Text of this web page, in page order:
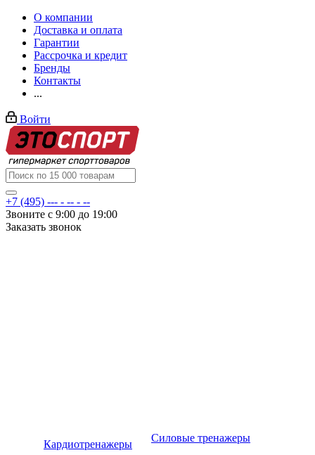
О компании
Доставка и оплата
Гарантии
Рассрочка и кредит
Бренды
Контакты
...
Войти
+7 (495) --- - -- - --
Звоните с 9:00 до 19:00
Заказать звонок
Кардиотренажеры
Силовые тренажеры